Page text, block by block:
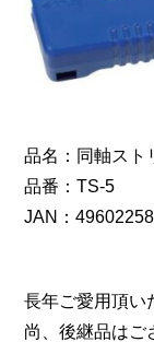
品名：同軸スト
品番：TS-5
JAN：
長年ご愛用頂い
尚、後継品はご